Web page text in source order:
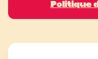
Politique